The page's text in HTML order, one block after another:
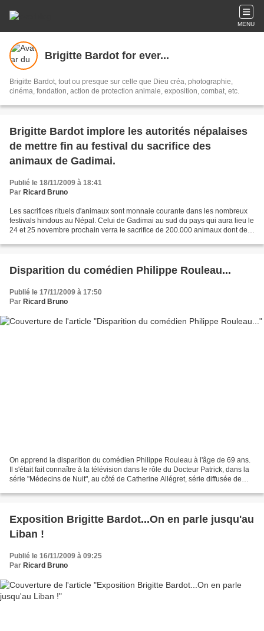
MENU
Brigitte Bardot for ever...
Brigitte Bardot, tout ou presque sur celle que Dieu créa, photographie,
cinéma, fondation, action de protection animale, exposition, combat, etc.
Brigitte Bardot implore les autorités népalaises
de mettre fin au festival du sacrifice des
animaux de Gadimai.
Publié le 18/11/2009 à 18:41
Par Ricard Bruno
Les sacrifices rituels d'animaux sont monnaie courante dans les nombreux
festivals hindous au Népal. Celui de Gadimai au sud du pays qui aura lieu le
24 et 25 novembre prochain verra le sacrifice de 200.000 animaux dont des
Disparition du comédien Philippe Rouleau...
Publié le 17/11/2009 à 17:50
Par Ricard Bruno
On apprend la disparition du comédien Philippe Rouleau à l'âge de 69 ans.
Il s'était fait connaître à la télévision dans le rôle du Docteur Patrick, dans la
série "Médecins de Nuit", au côté de Catherine Allégret, série diffusée de
Exposition Brigitte Bardot...On en parle jusqu'au
Liban !
Publié le 16/11/2009 à 09:25
Par Ricard Bruno